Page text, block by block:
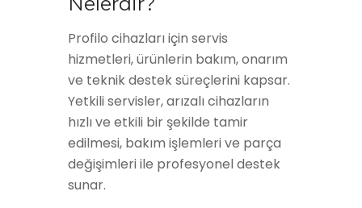
Profilo cihazları için servis
hizmetleri, ürünlerin bakım, onarım
ve teknik destek süreçlerini kapsar.
Yetkili servisler, arızalı cihazların
hızlı ve etkili bir şekilde tamir
edilmesi, bakım işlemleri ve parça
değişimleri ile profesyonel destek
sunar.